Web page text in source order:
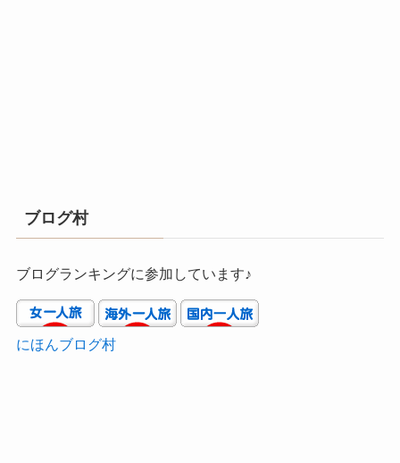
ブログ村
ブログランキングに参加しています♪
にほんブログ村